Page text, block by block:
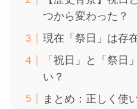
つから変わった？
現在「祭日」は存
「祝日」と「祭日
い？
まとめ：正しく使